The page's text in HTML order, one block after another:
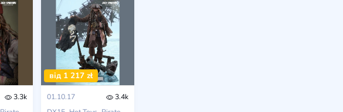
3.3k
від 1 217 zł
01.10.17
3.4k